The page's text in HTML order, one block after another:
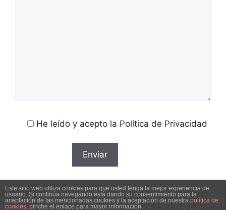
He leído y acepto la Política de Privacidad
Este sitio web utiliza cookies para que usted tenga la mejor experiencia de
usuario. Si continúa navegando está dando su consentimiento para la
aceptación de las mencionadas cookies y la aceptación de nuestra política de
cookies, pinche el enlace para mayor información.